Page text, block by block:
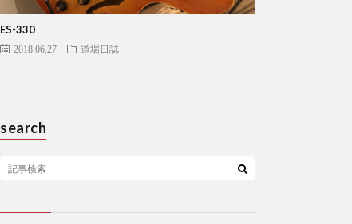
ES-330
2018.06.27 道場日誌
search